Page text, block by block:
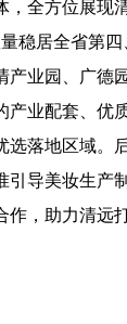
全方位展现
稳居全省第
业园、广德
业配套、优
落地区域。
导美妆生产
，助力清远